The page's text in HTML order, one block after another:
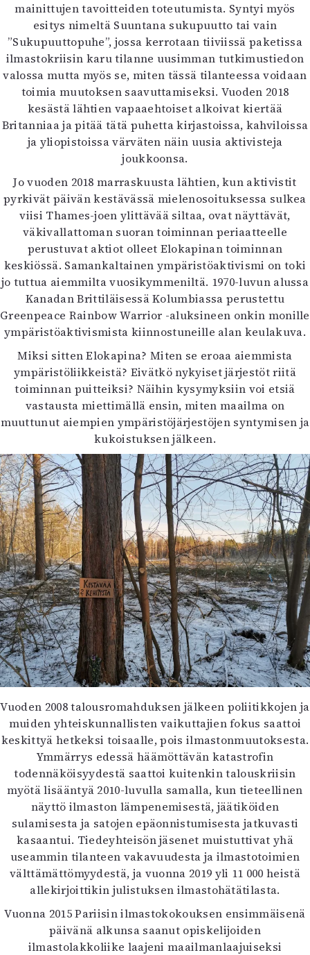
mainittujen tavoitteiden toteutumista. Syntyi myös
esitys nimeltä Suuntana sukupuutto tai vain
”Sukupuuttopuhe”, jossa kerrotaan tiiviissä paketissa
ilmastokriisin karu tilanne uusimman tutkimustiedon
valossa mutta myös se, miten tässä tilanteessa voidaan
toimia muutoksen saavuttamiseksi. Vuoden 2018
kesästä lähtien vapaaehtoiset alkoivat kiertää
Britanniaa ja pitää tätä puhetta kirjastoissa, kahviloissa
ja yliopistoissa värväten näin uusia aktivisteja
joukkoonsa.
Jo vuoden 2018 marraskuusta lähtien, kun aktivistit
pyrkivät päivän kestävässä mielenosoituksessa sulkea
viisi Thames-joen ylittävää siltaa, ovat näyttävät,
väkivallattoman suoran toiminnan periaatteelle
perustuvat aktiot olleet Elokapinan toiminnan
keskiössä. Samankaltainen ympäristöaktivismi on toki
jo tuttua aiemmilta vuosikymmeniltä. 1970-luvun alussa
Kanadan Brittiläisessä Kolumbiassa perustettu
Greenpeace Rainbow Warrior -aluksineen onkin monille
ympäristöaktivismista kiinnostuneille alan keulakuva.
Miksi sitten Elokapina? Miten se eroaa aiemmista
ympäristöliikkeistä? Eivätkö nykyiset järjestöt riitä
toiminnan puitteiksi? Näihin kysymyksiin voi etsiä
vastausta miettimällä ensin, miten maailma on
muuttunut aiempien ympäristöjärjestöjen syntymisen ja
kukoistuksen jälkeen.
Vuoden 2008 talousromahduksen jälkeen poliitikkojen ja
muiden yhteiskunnallisten vaikuttajien fokus saattoi
keskittyä hetkeksi toisaalle, pois ilmastonmuutoksesta.
Ymmärrys edessä häämöttävän katastrofin
todennäköisyydestä saattoi kuitenkin talouskriisin
myötä lisääntyä 2010-luvulla samalla, kun tieteellinen
näyttö ilmaston lämpenemisestä, jäätiköiden
sulamisesta ja satojen epäonnistumisesta jatkuvasti
kasaantui. Tiedeyhteisön jäsenet muistuttivat yhä
useammin tilanteen vakavuudesta ja ilmastotoimien
välttämättömyydestä, ja vuonna 2019 yli 11 000 heistä
allekirjoittikin julistuksen ilmastohätätilasta.
Vuonna 2015 Pariisin ilmastokokouksen ensimmäisenä
päivänä alkunsa saanut opiskelijoiden
ilmastolakkoliike laajeni maailmanlaajuiseksi